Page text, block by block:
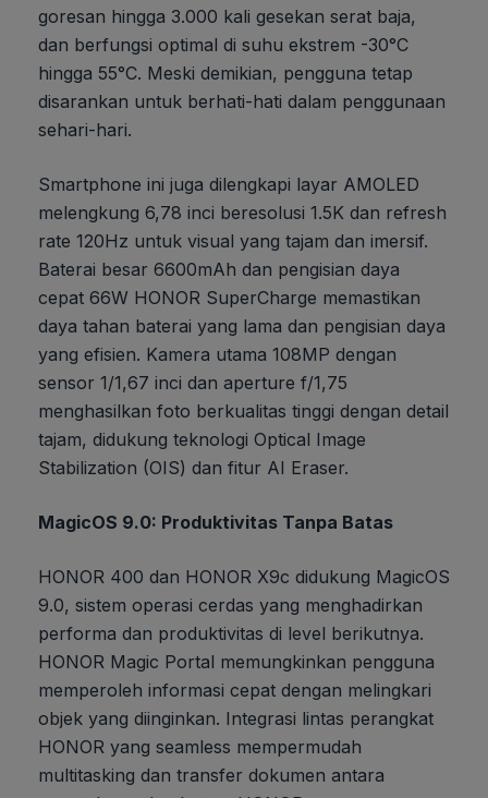
goresan hingga 3.000 kali gesekan serat baja,
dan berfungsi optimal di suhu ekstrem -30°C
hingga 55°C. Meski demikian, pengguna tetap
disarankan untuk berhati-hati dalam penggunaan
sehari-hari.
Smartphone ini juga dilengkapi layar AMOLED
melengkung 6,78 inci beresolusi 1.5K dan refresh
rate 120Hz untuk visual yang tajam dan imersif.
Baterai besar 6600mAh dan pengisian daya
cepat 66W HONOR SuperCharge memastikan
daya tahan baterai yang lama dan pengisian daya
yang efisien. Kamera utama 108MP dengan
sensor 1/1,67 inci dan aperture f/1,75
menghasilkan foto berkualitas tinggi dengan detail
tajam, didukung teknologi Optical Image
Stabilization (OIS) dan fitur AI Eraser.
MagicOS 9.0: Produktivitas Tanpa Batas
HONOR 400 dan HONOR X9c didukung MagicOS
9.0, sistem operasi cerdas yang menghadirkan
performa dan produktivitas di level berikutnya.
HONOR Magic Portal memungkinkan pengguna
memperoleh informasi cepat dengan melingkari
objek yang diinginkan. Integrasi lintas perangkat
HONOR yang seamless mempermudah
multitasking dan transfer dokumen antara